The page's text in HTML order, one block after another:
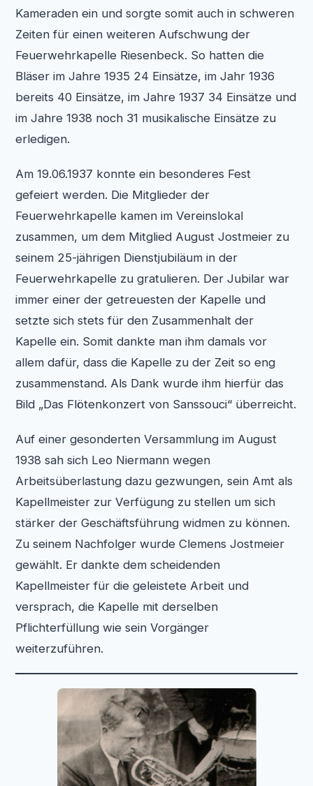
Kameraden ein und sorgte somit auch in schweren
Zeiten für einen weiteren Aufschwung der
Feuerwehrkapelle Riesenbeck. So hatten die
Bläser im Jahre 1935 24 Einsätze, im Jahr 1936
bereits 40 Einsätze, im Jahre 1937 34 Einsätze und
im Jahre 1938 noch 31 musikalische Einsätze zu
erledigen.
Am 19.06.1937 konnte ein besonderes Fest
gefeiert werden. Die Mitglieder der
Feuerwehrkapelle kamen im Vereinslokal
zusammen, um dem Mitglied August Jostmeier zu
seinem 25-jährigen Dienstjubiläum in der
Feuerwehrkapelle zu gratulieren. Der Jubilar war
immer einer der getreuesten der Kapelle und
setzte sich stets für den Zusammenhalt der
Kapelle ein. Somit dankte man ihm damals vor
allem dafür, dass die Kapelle zu der Zeit so eng
zusammenstand. Als Dank wurde ihm hierfür das
Bild „Das Flötenkonzert von Sanssouci“ überreicht.
Auf einer gesonderten Versammlung im August
1938 sah sich Leo Niermann wegen
Arbeitsüberlastung dazu gezwungen, sein Amt als
Kapellmeister zur Verfügung zu stellen um sich
stärker der Geschäftsführung widmen zu können.
Zu seinem Nachfolger wurde Clemens Jostmeier
gewählt. Er dankte dem scheidenden
Kapellmeister für die geleistete Arbeit und
versprach, die Kapelle mit derselben
Pflichterfüllung wie sein Vorgänger
weiterzuführen.